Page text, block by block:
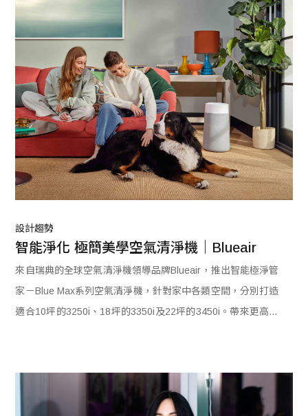
設計趨勢
智能淨化 極簡美學空氣清淨機｜Blueair
來自瑞典的全球空氣清淨機領導品牌Blueair，推出智能極淨管
家－Blue Max系列空氣清淨機，針對家中各類空間，分別打造
適合10坪的3250i、18坪的3350i及22坪的3450i。帶來更高的
暖色系帶進家中，讓享受自在呼吸的同時也給予獨特美好的質